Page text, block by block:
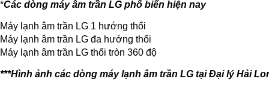
*Các dòng máy âm trần LG phổ biến hiện nay
Máy lạnh âm trần LG 1 hướng thổi
Máy lạnh âm trần LG đa hướng thổi
Máy lạnh âm trần LG thổi tròn 360 độ
***Hình ảnh các dòng máy lạnh âm trần LG tại Đại lý Hải